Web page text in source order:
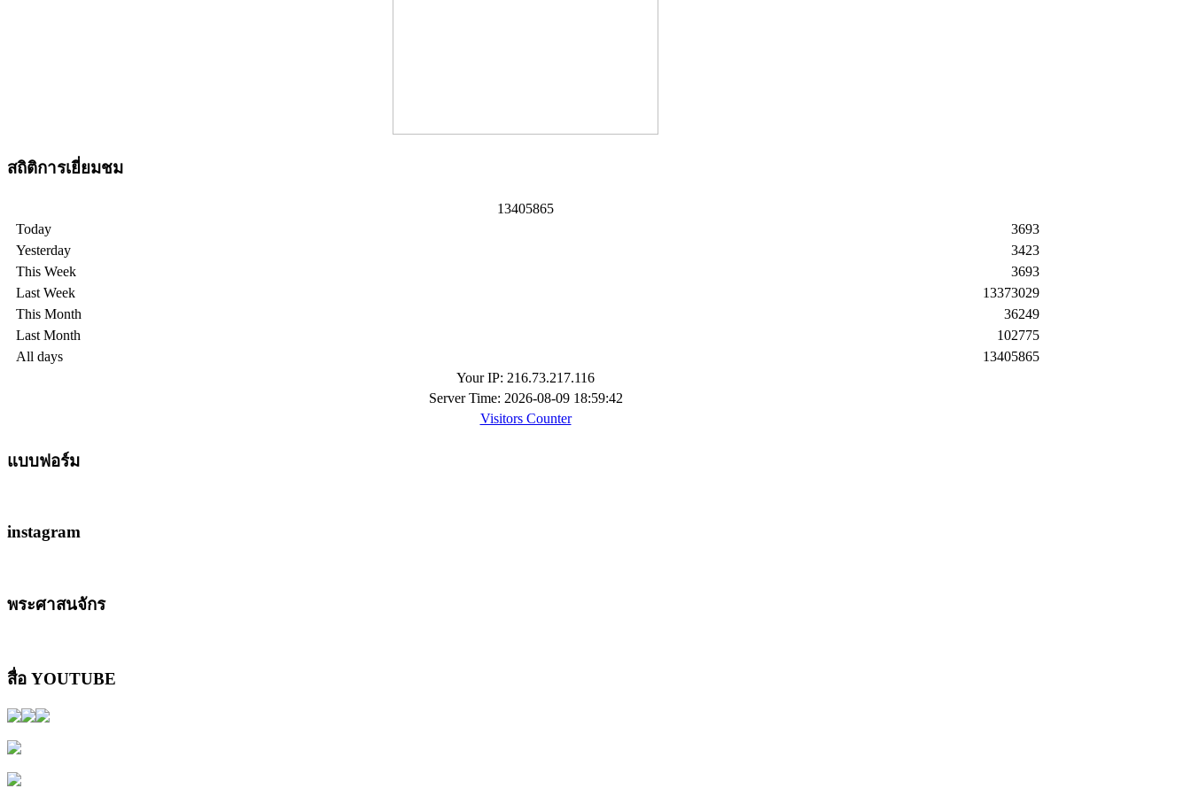
สถิติการเยี่ยมชม
13405865
Today
Yesterday
This Week
Last Week
This Month
Last Month
All days
3693
3423
3693
13373029
36249
102775
13405865
Your IP: 216.73.217.116
Server Time: 2026-08-09 18:59:42
Visitors Counter
แบบฟอร์ม
instagram
พระศาสนจักร
สื่อ YOUTUBE